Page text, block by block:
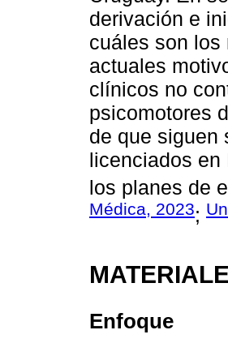
derivación e
cuáles son los
actuales
clínicos no
psicomotores
de que siguen
licenciados en
los planes de
Médica, 2023;
Enfoque